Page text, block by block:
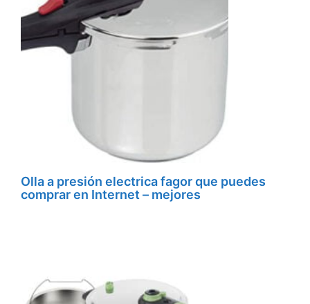
Olla a presión electrica fagor que puedes
comprar en Internet – mejores